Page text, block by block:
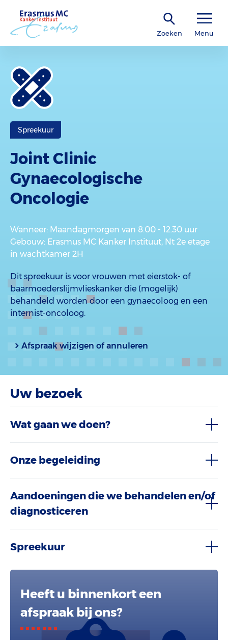
Zoeken Menu
Spreekuur
Joint Clinic
Gynaecologische
Oncologie
Wanneer: Maandagmorgen van 8.00 - 12.30 uur
Gebouw: Erasmus MC Kanker Instituut, Nt 2e etage
in wachtkamer 2H
Dit spreekuur is voor vrouwen met eierstok- of
baarmoederslijmvlieskanker die (mogelijk)
behandeld worden door een gynaecoloog en een
internist-oncoloog.
Afspraak wijzigen of annuleren
Uw bezoek
Wat gaan we doen?
Onze begeleiding
Aandoeningen die we behandelen en/of
diagnosticeren
Spreekuur
Heeft u binnenkort een
afspraak bij ons?